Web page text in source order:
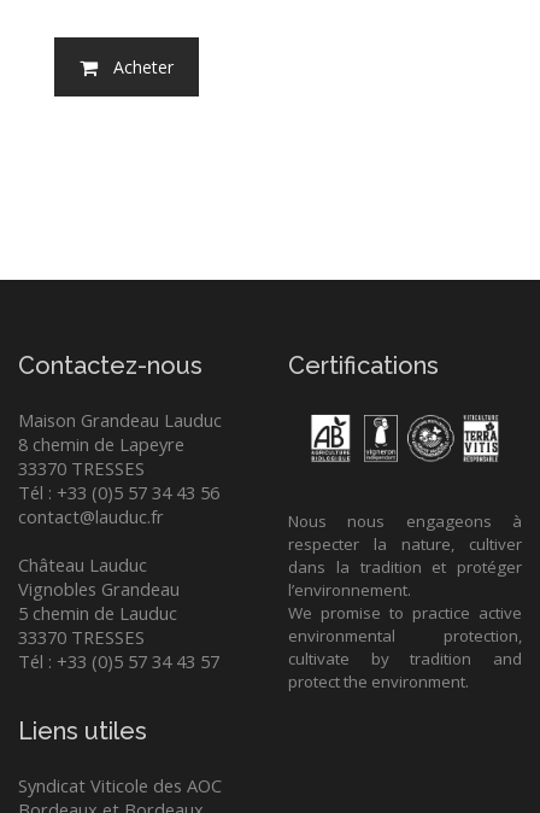
Acheter
Contactez-nous
Maison Grandeau Lauduc
8 chemin de Lapeyre
33370 TRESSES
Tél : +33 (0)5 57 34 43 56
contact@lauduc.fr
Château Lauduc
Vignobles Grandeau
5 chemin de Lauduc
33370 TRESSES
Tél : +33 (0)5 57 34 43 57
Certifications
Nous nous engageons à
respecter la nature, cultiver
dans la tradition et protéger
l’environnement.
We promise to practice active
environmental protection,
cultivate by tradition and
protect the environment.
Liens utiles
Syndicat Viticole des AOC